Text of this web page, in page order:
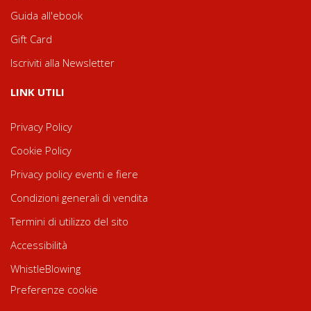
Guida all'ebook
Gift Card
Iscriviti alla Newsletter
LINK UTILI
Privacy Policy
Cookie Policy
Privacy policy eventi e fiere
Condizioni generali di vendita
Termini di utilizzo del sito
Accessibilità
WhistleBlowing
Preferenze cookie